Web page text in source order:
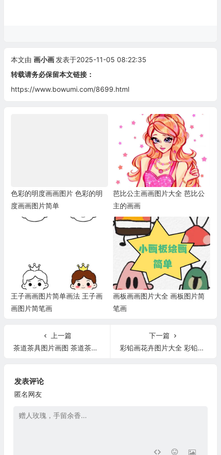
本文由 画小画 发表于2025-11-05 08:22:35
转载请务必保留本文链接：
https://www.bowumi.com/8699.html
色彩的明度画画图片 色彩的明
度画画图片简单
芭比公主画画图片大全 芭比公
主的画画
王子画画图片简单画法 王子画
画图片简笔画
画板画画图片大全 画板图片简
笔画
上一篇
茶道茶具图片画图 茶道茶具图片画图高清
下一篇
彩铅画花卉图片大全 彩铅画花卉图片步骤简单漂亮
发表评论
匿名网友